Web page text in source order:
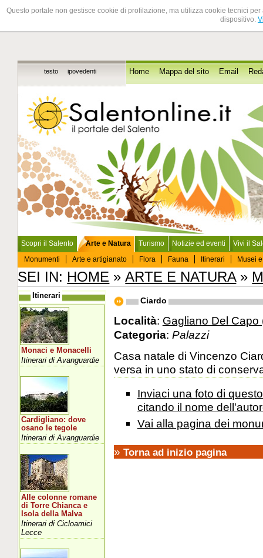
Questo portale non gestisce cookie di profilazione, ma utilizza cookie tecnici
dispositivo.
testo ipovedenti Home Mappa del sito Email
Scopri il Salento
Arte e Natura
Monumenti
Arte e artigianato Flora Fauna Itinerari Musei
Turismo Notizie ed eventi Vivi il
SEI IN: HOME »ARTE E NATURA»
Ciardo
Località: Gagliano Del Capo
Categoria: Palazzi
Casa natale di Vincenzo
versa in uno stato di
Inviaci una foto di
citando il nome
Vai alla pagina dei
» Torna ad inizio pagina
Itinerari
Monaci e Monacelli
Itinerari di Avanguardie
Cardigliano: dove
osano le tegole
Itinerari di Avanguardie
Alle colonne romane
di Torre Chianca e
Isola della Malva
Itinerari di Cicloamici
Lecce